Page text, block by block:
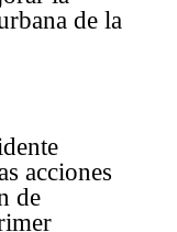
de la
acciones
de